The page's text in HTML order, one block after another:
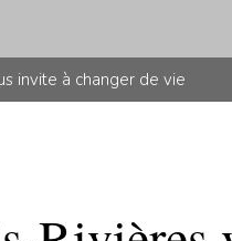
invite à changer de vie